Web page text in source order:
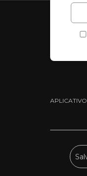
APLICATIVO